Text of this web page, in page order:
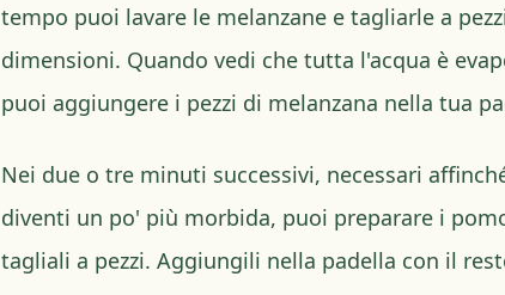
tempo puoi lavare le melanzane e tagliarle a
dimensioni. Quando vedi che tutta l'acqua è
puoi aggiungere i pezzi di melanzana nella tua
Nei due o tre minuti successivi, necessari
diventi un po' più morbida, puoi preparare i
tagliali a pezzi. Aggiungili nella padella con il